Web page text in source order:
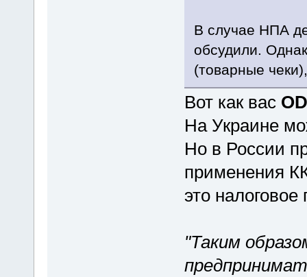
В случае НПА
обсудили.
(товарные
Вот как вас
На Украине
Но в России
применения
это налоговое
"Таким